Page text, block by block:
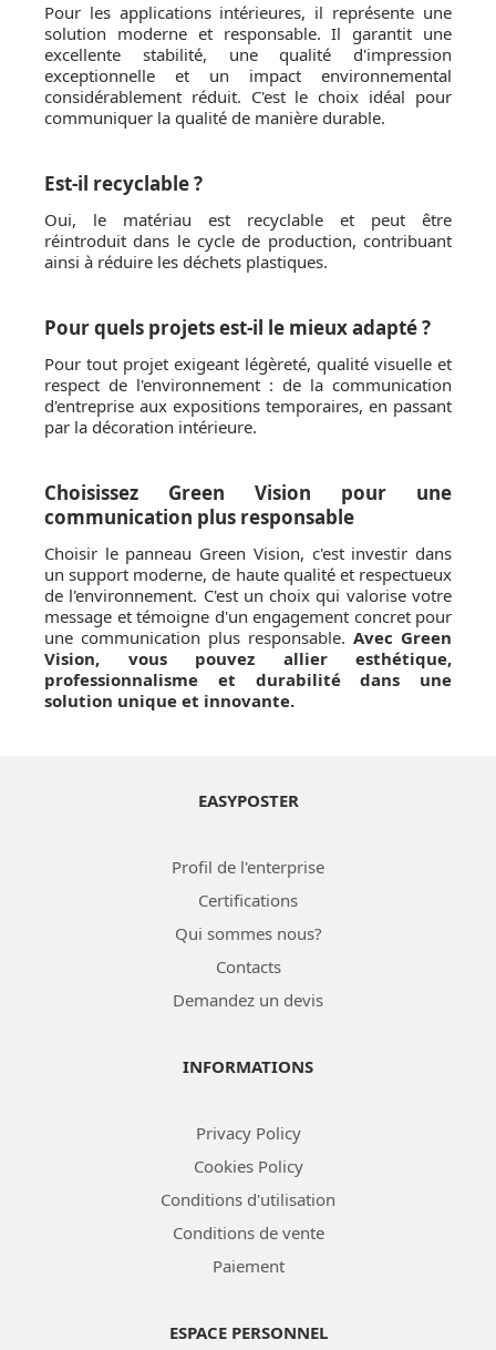
Pour les applications intérieures, il représente une
solution moderne et responsable. Il garantit une
excellente stabilité, une qualité d'impression
exceptionnelle et un impact environnemental
considérablement réduit. C'est le choix idéal pour
communiquer la qualité de manière durable.
Est-il recyclable ?
Oui, le matériau est recyclable et peut être
réintroduit dans le cycle de production, contribuant
ainsi à réduire les déchets plastiques.
Pour quels projets est-il le mieux adapté ?
Pour tout projet exigeant légèreté, qualité visuelle et
respect de l'environnement : de la communication
d'entreprise aux expositions temporaires, en passant
par la décoration intérieure.
Choisissez Green Vision pour une
communication plus responsable
Choisir le panneau Green Vision, c'est investir dans
un support moderne, de haute qualité et respectueux
de l'environnement. C'est un choix qui valorise votre
message et témoigne d'un engagement concret pour
une communication plus responsable. Avec Green
Vision, vous pouvez allier esthétique,
professionnalisme et durabilité dans une
solution unique et innovante.
EASYPOSTER
Profil de l'enterprise
Certifications
Qui sommes nous?
Contacts
Demandez un devis
INFORMATIONS
Privacy Policy
Cookies Policy
Conditions d'utilisation
Conditions de vente
Paiement
ESPACE PERSONNEL